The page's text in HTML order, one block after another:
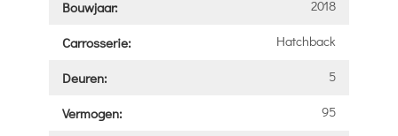
Bouwjaar: 2018
Carrosserie: Hatchback
Deuren: 5
Vermogen: 95